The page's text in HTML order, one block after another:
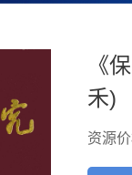
《
禾)
资源